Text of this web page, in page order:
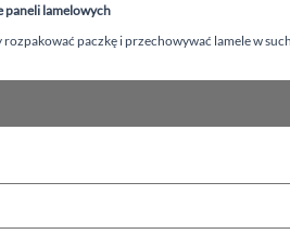
lamelowych
paczkę i przechowywać lamele w